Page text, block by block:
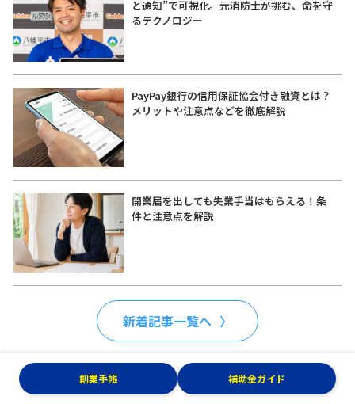
と通知”で可視化。元消防士が挑む、命を守
るテクノロジー
PayPay銀行の信用保証協会付き融資とは？
メリットや注意点などを徹底解説
開業届を出しても失業手当はもらえる！条
件と注意点を解説
新着記事一覧へ
創業手帳 補助金ガイド